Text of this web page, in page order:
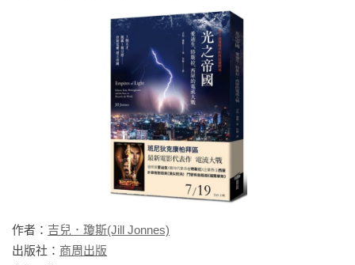
作者： 吉兒．瓊斯(Jill Jonnes)
出版社： 商周出版